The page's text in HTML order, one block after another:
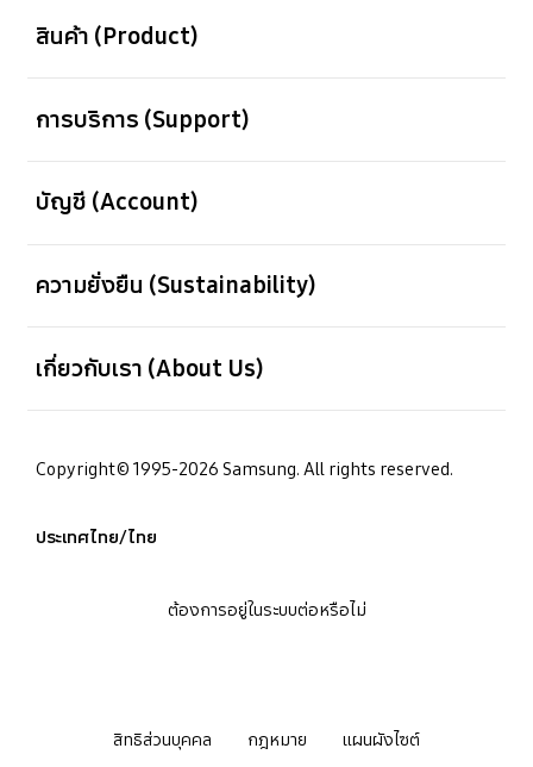
สินค้า (Product)
การบริการ (Support)
บัญชี (Account)
ความยั่งยืน (Sustainability)
เกี่ยวกับเรา (About Us)
Copyright© 1995-2026 Samsung. All rights reserved.
ประเทศไทย/ไทย
สิทธิส่วนบุคคล กฎหมาย แผนผังไซต์
ต้องการอยู่ในระบบต่อหรือไม่